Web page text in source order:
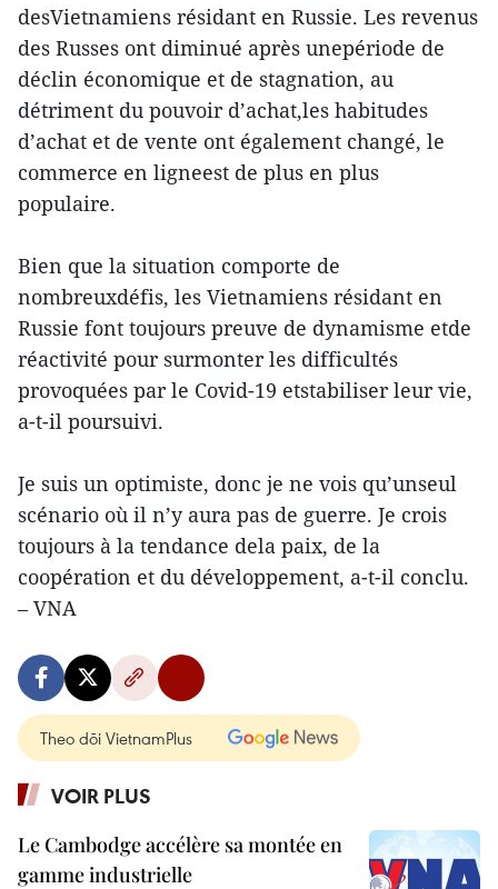
desVietnamiens résidant en Russie. Les revenus
des Russes ont diminué après unepériode de
déclin économique et de stagnation, au
détriment du pouvoir d’achat,les habitudes
d’achat et de vente ont également changé, le
commerce en ligneest de plus en plus
populaire.
Bien que la situation comporte de
nombreuxdéfis, les Vietnamiens résidant en
Russie font toujours preuve de dynamisme etde
réactivité pour surmonter les difficultés
provoquées par le Covid-19 etstabiliser leur vie,
a-t-il poursuivi.
Je suis un optimiste, donc je ne vois qu’unseul
scénario où il n’y aura pas de guerre. Je crois
toujours à la tendance dela paix, de la
coopération et du développement, a-t-il conclu.
– VNA
Theo dõi VietnamPlus
VOIR PLUS
Le Cambodge accélère sa montée en
gamme industrielle